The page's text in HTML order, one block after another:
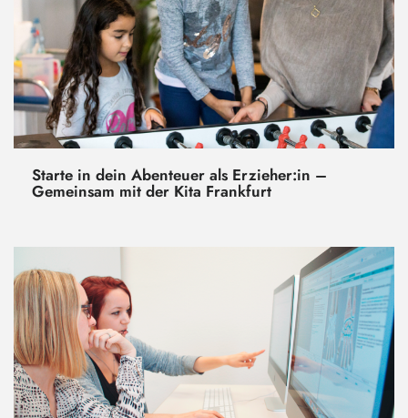
Starte in dein Abenteuer als Erzieher:in –
Gemeinsam mit der Kita Frankfurt